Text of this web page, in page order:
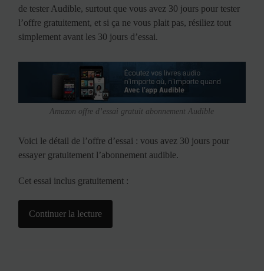
de tester Audible, surtout que vous avez 30 jours pour tester
l’offre gratuitement, et si ça ne vous plait pas, résiliez tout
simplement avant les 30 jours d’essai.
Amazon offre d’essai gratuit abonnement Audible
Voici le détail de l’offre d’essai : vous avez 30 jours pour
essayer gratuitement l’abonnement audible.
Cet essai inclus gratuitement :
Continuer la lecture